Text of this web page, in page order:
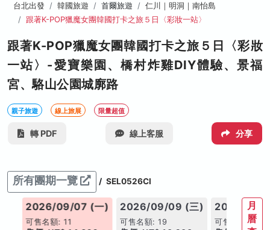
台北出發 韓國旅遊 首爾旅遊
仁川｜明洞｜南怡島
跟著K-POP獵魔女團韓國打卡之旅５日〈彩妝一站〉
跟著K-POP獵魔女團韓國打卡之旅５日〈彩妝
一站〉-愛寶樂園、橋村炸雞DIY體驗、景福
宮、駱山公園城廓路
親子旅遊 線上旅展 限量超值
轉 PDF 線上客服 分享
所有團期一覽 / SEL0526CI
2026/09/07 (一)
可售名額: 11
2026/09/09 (三)
可售名額: 19
2026/09/
可售名額: 14
月
曆